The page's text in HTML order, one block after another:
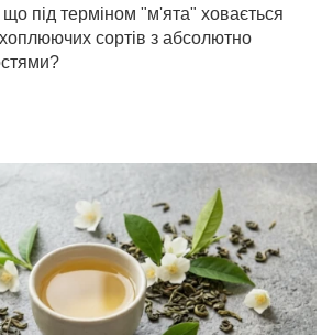
під терміном "м'ята" ховається
сортів з абсолютно